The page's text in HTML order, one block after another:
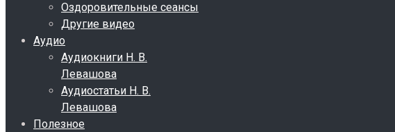
Оздоровительные сеансы
Другие видео
Аудио
Аудиокниги Н. В.
Левашова
Аудиостатьи Н. В.
Левашова
Полезное